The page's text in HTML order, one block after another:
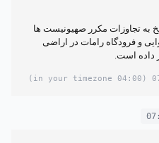
به تجاوزات مکرر صهیونیست ها
و فرودگاه رامات در اراضی
داده است.
(04:00 in your timezone)